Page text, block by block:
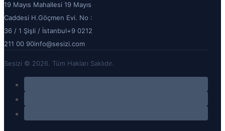
19 Mayıs Mahallesi 19 Mayıs
Caddesi H.Göçmen Evi. No :
36 / 1 Şişli / İstanbul+9 0212
211 00 90info@sesizi.com
Sesizi © 2026. Tüm Hakları Saklıdır.